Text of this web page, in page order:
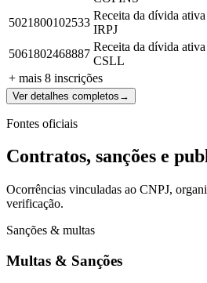
5021800102533
Receita da dívida
IRPJ
5061802468887
Receita da dívida
CSLL
+ mais 8 inscrições
Ver detalhes completos →
Fontes oficiais
Contratos, sanções e
Ocorrências vinculadas ao CNPJ,
verificação.
Sanções & multas
Multas & Sanções